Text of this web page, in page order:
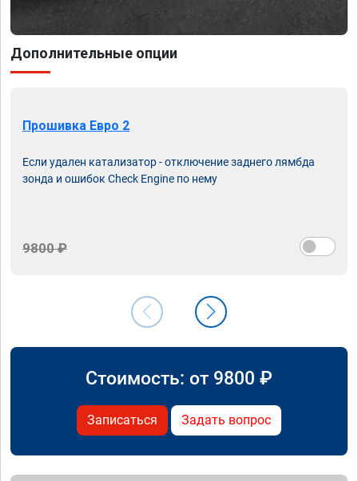
Дополнительные опции
Прошивка Евро 2
Если удален катализатор - отключение заднего лямбда
зонда и ошибок Check Engine по нему
9800 ₽
Стоимость: от 9800 ₽
Записаться Задать вопрос